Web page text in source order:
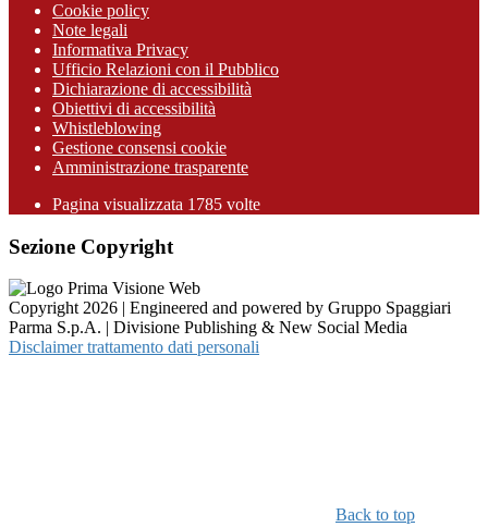
Cookie policy
Note legali
Informativa Privacy
Ufficio Relazioni con il Pubblico
Dichiarazione di accessibilità
Obiettivi di accessibilità
Whistleblowing
Gestione consensi cookie
Amministrazione trasparente
Pagina visualizzata 1785 volte
Sezione Copyright
Copyright 2026 | Engineered and powered by Gruppo Spaggiari
Parma S.p.A. | Divisione Publishing & New Social Media
Disclaimer trattamento dati personali
Back to top